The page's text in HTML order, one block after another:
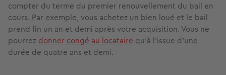
compter du terme du premier renouvellement du bail en
cours. Par exemple, vous achetez un bien loué et le bail
prend fin un an et demi après votre acquisition. Vous ne
pourrez donner congé au locataire qu'à l'issue d'une
durée de quatre ans et demi.